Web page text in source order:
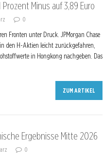
Prozent Minus auf 3,89 Euro
0
Fronten unter Druck. JPMorgan Chase
den H-Aktien leicht zurückgefahren,
in Hongkong nachgeben. Das
ZUM ARTIKEL
Ergebnisse Mitte 2026
0